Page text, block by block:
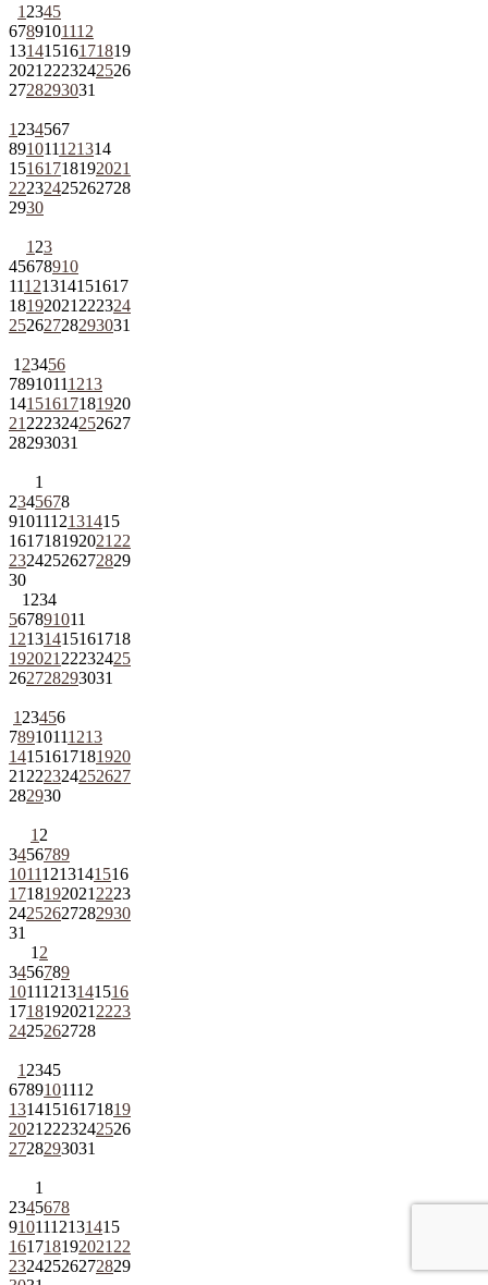
1 2345
6789101112
13141516171819
2021 2223242526
2728293031
1 234567
891011121314
15161718192021
22232425262728
2930
1 23
45678910
11121314151617
18192021 222324
25262728293031
1 23456
78910111213
14151617181920
21 222324252627
28293031
1
2345678
9101112131415
161718192021 22
23242526272829
30
1 234
567891011
12131415161718
192021 22232425
262728293031
1 23456
78910111213
14151617181920
21 222324252627
282930
1 2
3456789
10111213141516
1718192021 2223
24252627282930
31
1 2
3456789
10111213141516
1718192021 2223
2425262728
1 2345
6789101112
13141516171819
2021 2223242526
2728293031
1
2345678
9101112131415
161718192021 22
23242526272829